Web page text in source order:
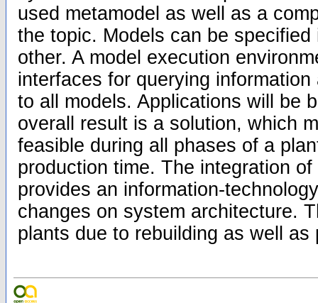
used metamodel as well as a
the topic. Models can be
other. A model execution
interfaces for querying
to all models. Applications will be
overall result is a solution, which
feasible during all phases of a
production time. The integration
provides an information-
changes on system architecture.
plants due to rebuilding as well as